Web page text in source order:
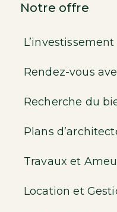
Notre offre
Rendez-vous
Recherche du
Plans
Travaux et
Location et